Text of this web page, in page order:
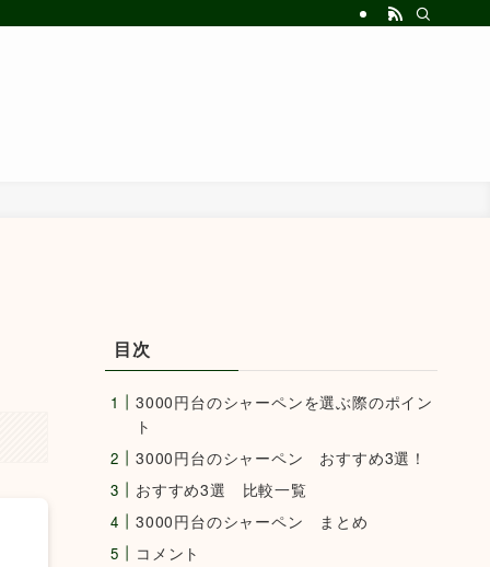
目次
3000円台のシャーペンを選ぶ際のポイン
ト
3000円台のシャーペン おすすめ3選！
おすすめ3選 比較一覧
3000円台のシャーペン まとめ
コメント